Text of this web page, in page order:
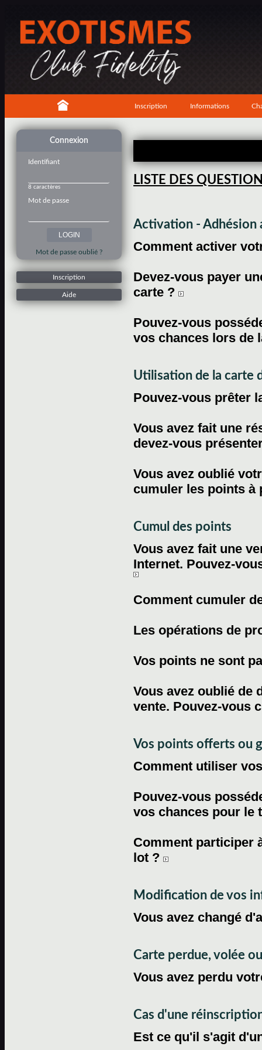
Inscription Informations
Connexion
Identifiant
8 caractères
Mot de passe
Mot de passe oublié ?
Inscription
Aide
LISTE DES
Activation - Adhésion
Comment activer
Devez-vous payer
carte ?
Pouvez-vous
vos chances lors de
Utilisation de la carte
Pouvez-vous prêter
Vous avez fait une
devez-vous
Vous avez oublié
cumuler les points
Cumul des points
Vous avez fait une
Internet. Pouvez-
Comment cumuler
Les opérations de
Vos points ne sont
Vous avez oublié de
vente. Pouvez-vous
Vos points offerts ou
Comment utiliser
Pouvez-vous
vos chances pour le
Comment participer
lot ?
Modification de vos
Vous avez changé
Carte perdue, volée
Vous avez perdu
Cas d'une
Est ce qu'il s'agit